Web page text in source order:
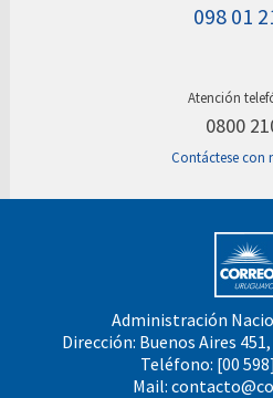
098 01
Atención
0800
Contáctese con
Administración
Dirección: Buenos Aires
Teléfono: [00
Mail: